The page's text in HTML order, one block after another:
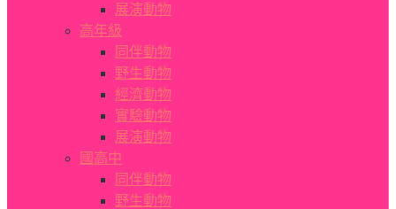
展演動物
高年級
同伴動物
野生動物
經濟動物
實驗動物
展演動物
國高中
同伴動物
野生動物